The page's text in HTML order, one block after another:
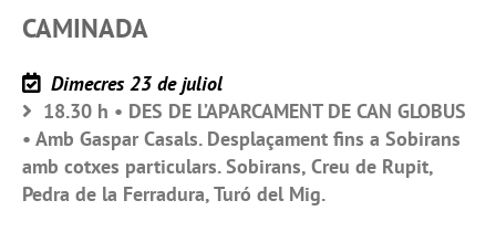
CAMINADA
Dimecres 23 de juliol
18.30 h • DES DE L’APARCAMENT DE CAN GLOBUS
• Amb Gaspar Casals. Desplaçament fins a Sobirans
amb cotxes particulars. Sobirans, Creu de Rupit,
Pedra de la Ferradura, Turó del Mig.